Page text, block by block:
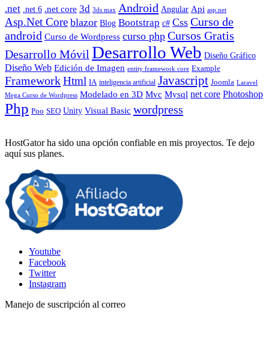
.net .net 6 .net core 3d 3ds max Android Angular Api asp.net
Asp.Net Core blazor Blog Bootstrap c# Css Curso de
android Curso de Wordpress curso php Cursos Gratis
Desarrollo Móvil Desarrollo Web Diseño Gráfico
Diseño Web Edición de Imagen entity framework core Example
FrameworkHtml IA inteligencia artificial Javascript Joomla Laravel
Mega Curso de Wordpress Modelado en 3D Mvc Mysql net core Photoshop
Php Poo SEO Unity Visual Basic wordpress
HostGator ha sido una opción confiable en mis proyectos. Te dejo
aquí sus planes.
Youtube
Facebook
Twitter
Instagram
Manejo de suscripción al correo